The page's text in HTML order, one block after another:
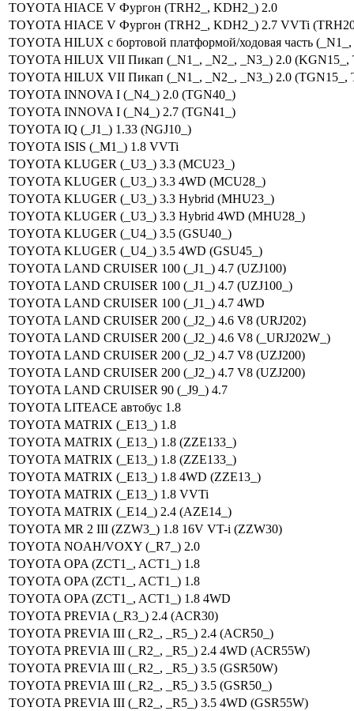
TOYOTA HIACE V Фургон (TRH2_, KDH2_) 2.0
TOYOTA HIACE V Фургон (TRH2_, KDH2_) 2.7 VVTi
TOYOTA HILUX c бортовой платформой/ходовая часть
TOYOTA HILUX VII Пикап (_N1_, _N2_, _N3_) 2.0 (KGN15_,
TOYOTA HILUX VII Пикап (_N1_, _N2_, _N3_) 2.0 (TGN15_,
TOYOTA INNOVA I (_N4_) 2.0 (TGN40_)
TOYOTA INNOVA I (_N4_) 2.7 (TGN41_)
TOYOTA IQ (_J1_) 1.33 (NGJ10_)
TOYOTA ISIS (_M1_) 1.8 VVTi
TOYOTA KLUGER (_U3_) 3.3 (MCU23_)
TOYOTA KLUGER (_U3_) 3.3 4WD (MCU28_)
TOYOTA KLUGER (_U3_) 3.3 Hybrid (MHU23_)
TOYOTA KLUGER (_U3_) 3.3 Hybrid 4WD (MHU28_)
TOYOTA KLUGER (_U4_) 3.5 (GSU40_)
TOYOTA KLUGER (_U4_) 3.5 4WD (GSU45_)
TOYOTA LAND CRUISER 100 (_J1_) 4.7 (UZJ100)
TOYOTA LAND CRUISER 100 (_J1_) 4.7 (UZJ100_)
TOYOTA LAND CRUISER 100 (_J1_) 4.7 4WD
TOYOTA LAND CRUISER 200 (_J2_) 4.6 V8 (URJ202)
TOYOTA LAND CRUISER 200 (_J2_) 4.6 V8 (_URJ202W_)
TOYOTA LAND CRUISER 200 (_J2_) 4.7 V8 (UZJ200)
TOYOTA LAND CRUISER 200 (_J2_) 4.7 V8 (UZJ200)
TOYOTA LAND CRUISER 90 (_J9_) 4.7
TOYOTA LITEACE автобус 1.8
TOYOTA MATRIX (_E13_) 1.8
TOYOTA MATRIX (_E13_) 1.8 (ZZE133_)
TOYOTA MATRIX (_E13_) 1.8 (ZZE133_)
TOYOTA MATRIX (_E13_) 1.8 4WD (ZZE13_)
TOYOTA MATRIX (_E13_) 1.8 VVTi
TOYOTA MATRIX (_E14_) 2.4 (AZE14_)
TOYOTA MR 2 III (ZZW3_) 1.8 16V VT-i (ZZW30)
TOYOTA NOAH/VOXY (_R7_) 2.0
TOYOTA OPA (ZCT1_, ACT1_) 1.8
TOYOTA OPA (ZCT1_, ACT1_) 1.8
TOYOTA OPA (ZCT1_, ACT1_) 1.8 4WD
TOYOTA PREVIA (_R3_) 2.4 (ACR30)
TOYOTA PREVIA III (_R2_, _R5_) 2.4 (ACR50_)
TOYOTA PREVIA III (_R2_, _R5_) 2.4 4WD (ACR55W)
TOYOTA PREVIA III (_R2_, _R5_) 3.5 (GSR50W)
TOYOTA PREVIA III (_R2_, _R5_) 3.5 (GSR50_)
TOYOTA PREVIA III (_R2_, _R5_) 3.5 4WD (GSR55W)